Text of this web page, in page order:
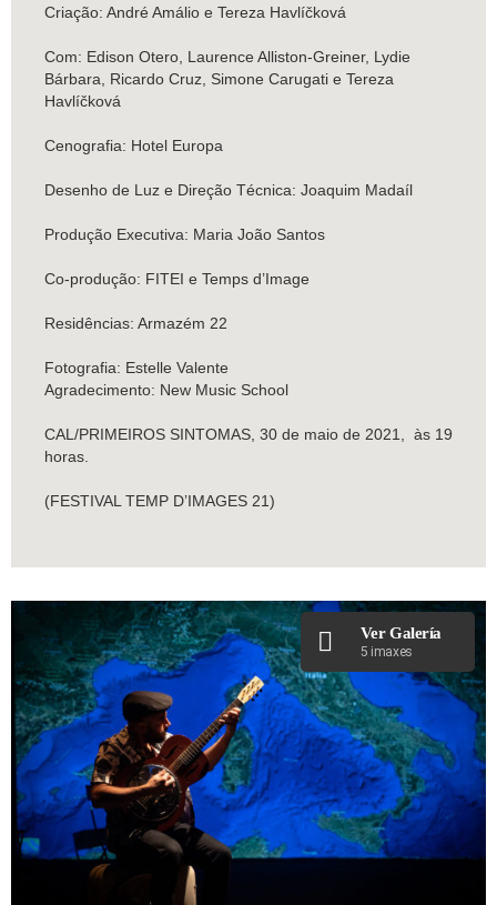
Criação: André Amálio e Tereza Havlíčková
Com: Edison Otero, Laurence Alliston-Greiner, Lydie
Bárbara, Ricardo Cruz, Simone Carugati e Tereza
Havlíčková
Cenografia: Hotel Europa
Desenho de Luz e Direção Técnica: Joaquim Madaíl
Produção Executiva: Maria João Santos
Co-produção: FITEI e Temps d’Image
Residências: Armazém 22
Fotografia: Estelle Valente
Agradecimento: New Music School
CAL/PRIMEIROS SINTOMAS, 30 de maio de 2021, às 19
horas.
(FESTIVAL TEMP D’IMAGES 21)
Ver Galería
5 imaxes